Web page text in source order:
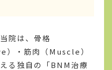
院は、骨格
）・筋肉（Muscle）
る独自の「BNM治療